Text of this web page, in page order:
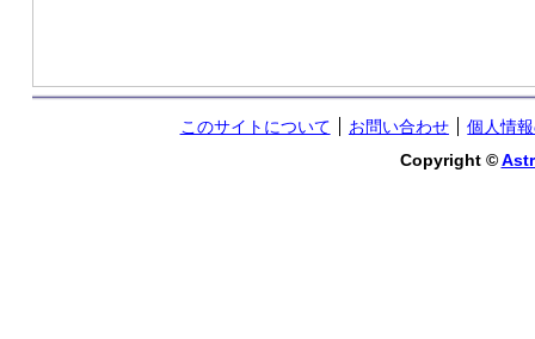
このサイトについて お問い合わせ
個人情
Copyright ©